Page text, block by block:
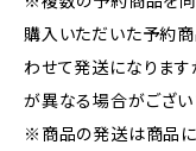
購入いただいた予約
わせて発送になります
が異なる場合がござい
※商品の発送は商品に